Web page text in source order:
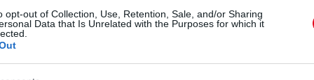
opt-out of Collection, Use, Retention, Sale, and/or Sharing
Data that Is Unrelated with the Purposes for which it